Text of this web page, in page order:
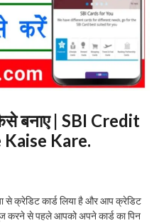
बनाए | SBI Credit
Kare.
क्रेडिट कार्ड लिया है और आप क्रेडिट
करने से पहले आपको अपने कार्ड का पिन